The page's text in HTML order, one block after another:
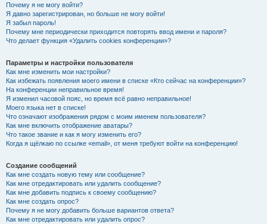
Почему я не могу войти?
Я давно зарегистрирован, но больше не могу войти!
Я забыл пароль!
Почему мне периодически приходится повторять ввод имени и пароля?
Что делает функция «Удалить cookies конференции»?
Параметры и настройки пользователя
Как мне изменить мои настройки?
Как избежать появления моего имени в списке «Кто сейчас на конференции»?
На конференции неправильное время!
Я изменил часовой пояс, но время всё равно неправильное!
Моего языка нет в списке!
Что означают изображения рядом с моим именем пользователя?
Как мне включить отображение аватары?
Что такое звание и как я могу изменить его?
Когда я щёлкаю по ссылке «email», от меня требуют войти на конференцию!
Создание сообщений
Как мне создать новую тему или сообщение?
Как мне отредактировать или удалить сообщение?
Как мне добавить подпись к своему сообщению?
Как мне создать опрос?
Почему я не могу добавить больше вариантов ответа?
Как мне отредактировать или удалить опрос?